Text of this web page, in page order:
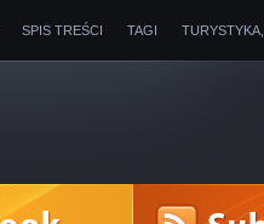
SPIS TREŚCI TAGI